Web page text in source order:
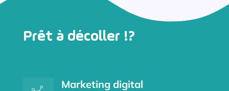
Prêt à décoller !?
Marketing digital